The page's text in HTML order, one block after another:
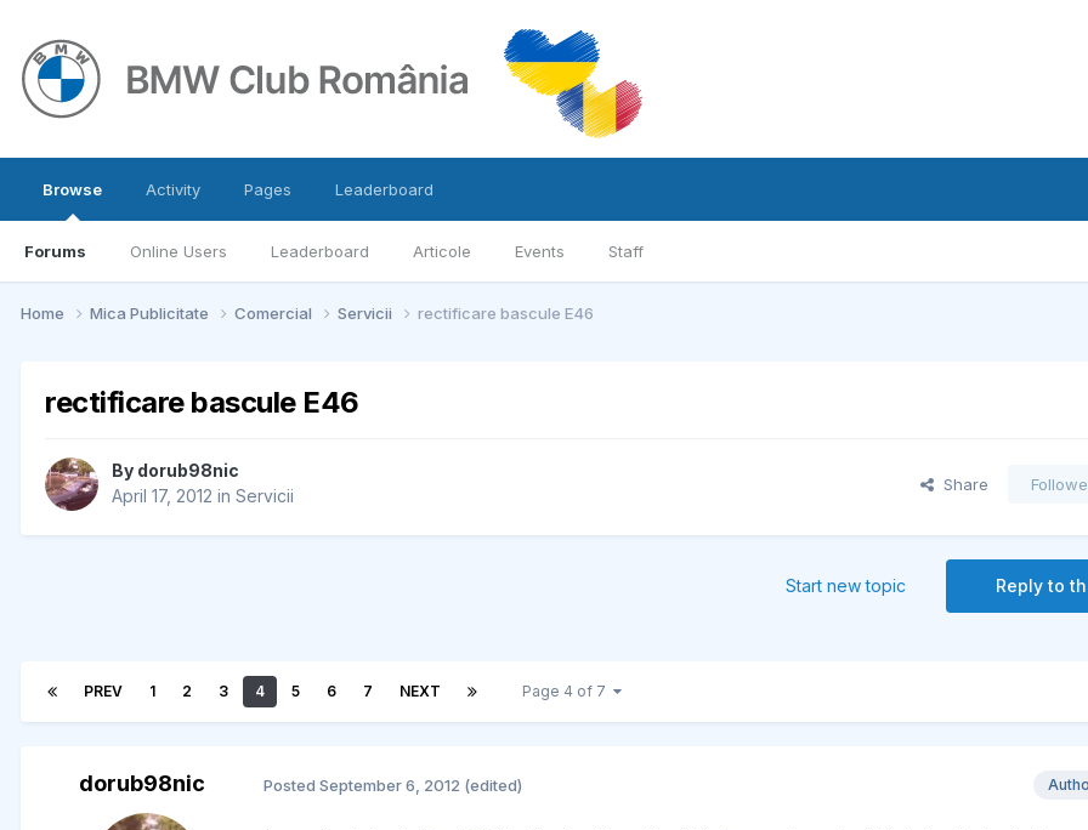
Browse
Forums Online Users Leaderboard Articole Events Staff
Activity Pages Leaderboard
Home Mica Publicitate Comercial Servicii rectificare bascule E46
rectificare bascule E46
By dorub98nic
April 17, 2012 in Servicii
Share
Reply to
Start new topic
PREV 1 2 3 4 5 6 7 NEXT Page 4 of 7
dorub98nic Posted September 6, 2012 (edited)